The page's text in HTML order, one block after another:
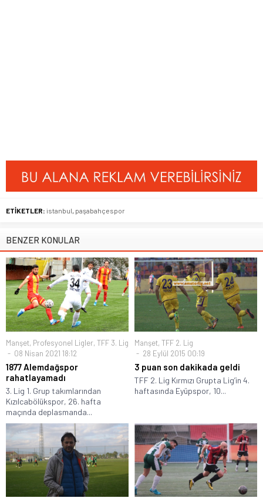
ETİKETLER: istanbul, paşabahçespor
BENZER KONULAR
Manşet, Profesyonel Ligler, TFF 3. Lig
08 Nisan 2021 18:12
1877 Alemdağspor
rahatlayamadı
3. Lig 1. Grup takımlarından
Kızılcabölükspor, 26. hafta
maçında deplasmanda...
Manşet, TFF 2. Lig
28 Eylül 2015 00:19
3 puan son dakikada geldi
TFF 2. Lig Kırmızı Grupta Lig’in 4.
haftasında Eyüpspor, 10...